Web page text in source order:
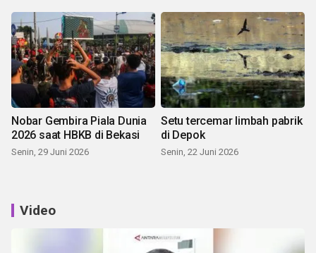
Nobar Gembira Piala Dunia
2026 saat HBKB di Bekasi
Senin, 29 Juni 2026
Setu tercemar limbah pabrik
di Depok
Senin, 22 Juni 2026
Video